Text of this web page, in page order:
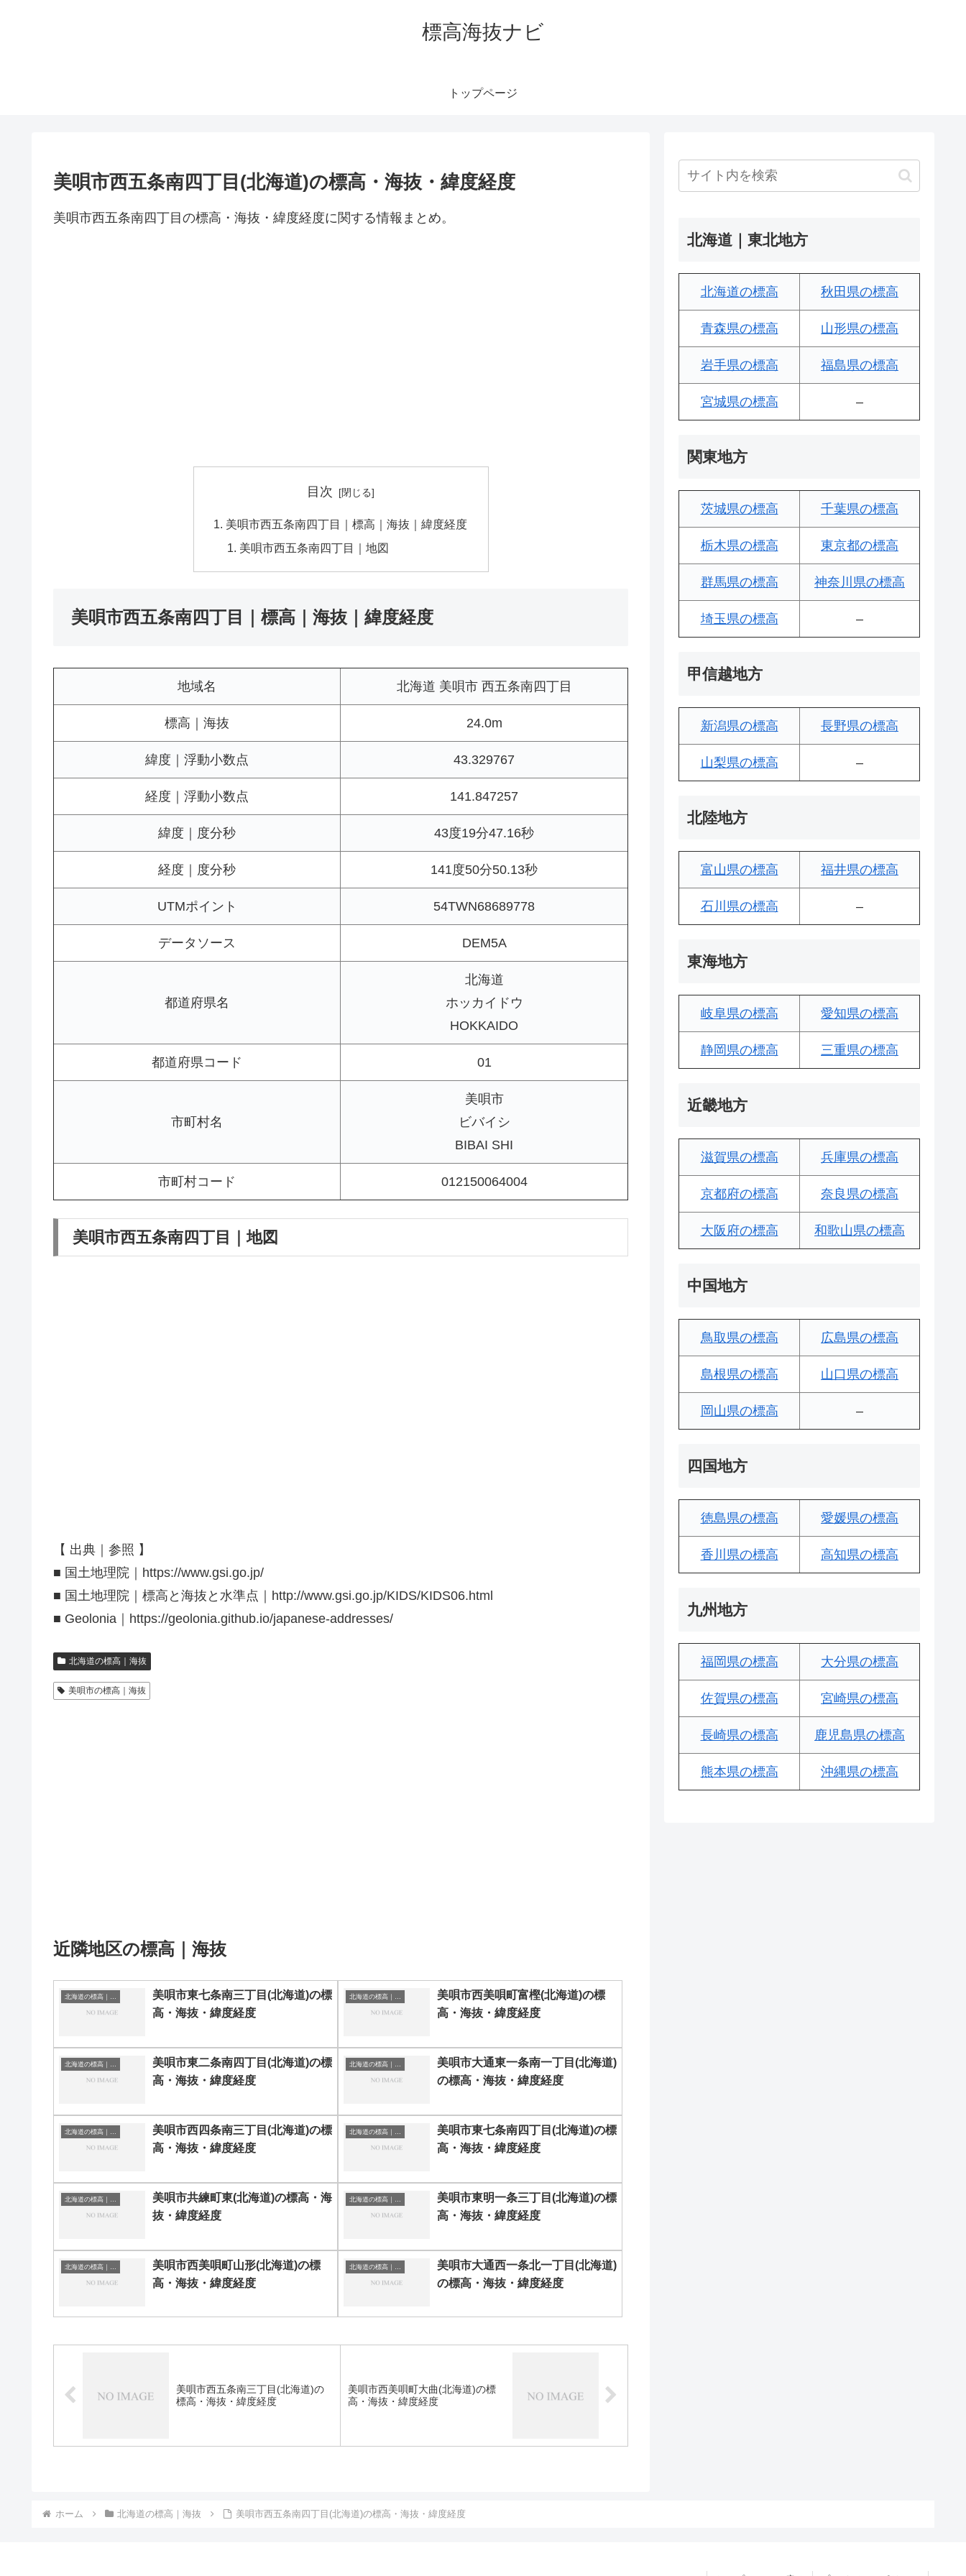
標高海抜ナビ
トップページ
美唄市西五条南四丁目(北海道)の標高・海抜・緯度経度
美唄市西五条南四丁目の標高・海抜・緯度経度に関する情報まとめ。
目次
美唄市西五条南四丁目｜標高｜海抜｜緯度経度
美唄市西五条南四丁目｜地図
美唄市西五条南四丁目｜標高｜海抜｜緯度経度
地域名 北海道 美唄市 西五条南四丁目
標高｜海抜 24.0m
緯度｜浮動小数点 43.329767
経度｜浮動小数点 141.847257
緯度｜度分秒 43度19分47.16秒
経度｜度分秒 141度50分50.13秒
UTMポイント 54TWN68689778
データソース DEM5A
都道府県名
北海道
ホッカイドウ
HOKKAIDO
都道府県コード 01
市町村名
美唄市
ビバイシ
BIBAI SHI
市町村コード 012150064004
美唄市西五条南四丁目｜地図
【 出典｜参照 】
■ 国土地理院｜https://www.gsi.go.jp/
■ 国土地理院｜標高と海抜と水準点｜http://www.gsi.go.jp/KIDS/KIDS06.html
■ Geolonia｜https://geolonia.github.io/japanese-addresses/
北海道の標高｜海抜
美唄市の標高｜海抜
近隣地区の標高｜海抜
美唄市東七条南三丁目(北海道)の標
高・海抜・緯度経度
美唄市西美唄町富樫(北海道)の標
高・海抜・緯度経度
美唄市東二条南四丁目(北海道)の標
高・海抜・緯度経度
美唄市大通東一条南一丁目(北海道)
の標高・海抜・緯度経度
美唄市西四条南三丁目(北海道)の標
高・海抜・緯度経度
美唄市東七条南四丁目(北海道)の標
高・海抜・緯度経度
美唄市共練町東(北海道)の標高・海
抜・緯度経度
美唄市東明一条三丁目(北海道)の標
高・海抜・緯度経度
美唄市西美唄町山形(北海道)の標
高・海抜・緯度経度
美唄市大通西一条北一丁目(北海道)
の標高・海抜・緯度経度
美唄市西五条南三丁目(北海道)の
標高・海抜・緯度経度
美唄市西美唄町大曲(北海道)の標
高・海抜・緯度経度
北海道｜東北地方
北海道の標高 秋田県の標高
青森県の標高 山形県の標高
岩手県の標高 福島県の標高
宮城県の標高 –
関東地方
茨城県の標高 千葉県の標高
栃木県の標高 東京都の標高
群馬県の標高 神奈川県の標高
埼玉県の標高 –
甲信越地方
新潟県の標高 長野県の標高
山梨県の標高 –
北陸地方
富山県の標高 福井県の標高
石川県の標高 –
東海地方
岐阜県の標高 愛知県の標高
静岡県の標高 三重県の標高
近畿地方
滋賀県の標高 兵庫県の標高
京都府の標高 奈良県の標高
大阪府の標高 和歌山県の標高
中国地方
鳥取県の標高 広島県の標高
島根県の標高 山口県の標高
岡山県の標高 –
四国地方
徳島県の標高 愛媛県の標高
香川県の標高 高知県の標高
九州地方
福岡県の標高 大分県の標高
佐賀県の標高 宮崎県の標高
長崎県の標高 鹿児島県の標高
熊本県の標高 沖縄県の標高
ホーム 北海道の標高｜海抜 美唄市西五条南四丁目(北海道)の標高・海抜・緯度経度